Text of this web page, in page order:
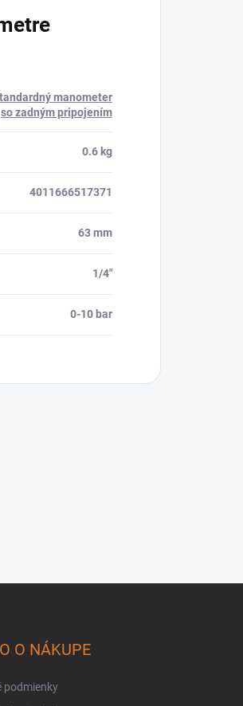
manometer
so zadným pripojením
0.6 kg
4011666517371
63 mm
1/4"
0-10 bar
O NÁKUPE
podmienky